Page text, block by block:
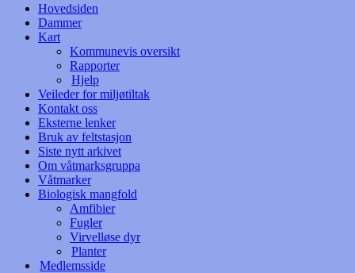
Hovedsiden
Dammer
Kart
Kommunevis oversikt
Rapporter
Hjelp
Veileder for miljøtiltak
Kontakt oss
Eksterne lenker
Bruk av feltstasjon
Siste nytt arkivet
Om våtmarksgruppa
Våtmarker
Biologisk mangfold
Amfibier
Fugler
Virvelløse dyr
Planter
Medlemsside